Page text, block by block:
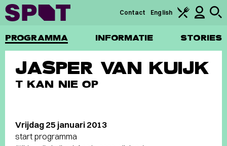
PROGRAMMA INFORMATIE STORIES
Contact English
JASPER VAN KUIJK
T KAN NIE OP
Vrijdag 25 januari 2013
start programma